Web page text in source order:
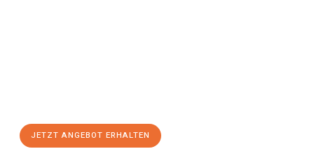
JETZT ANGEBOT ERHALTEN